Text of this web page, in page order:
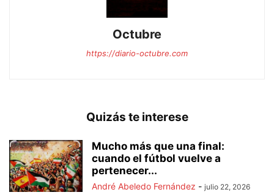
Octubre
https://diario-octubre.com
Quizás te interese
Mucho más que una final:
cuando el fútbol vuelve a
pertenecer...
André Abeledo Fernández - julio 22, 2026